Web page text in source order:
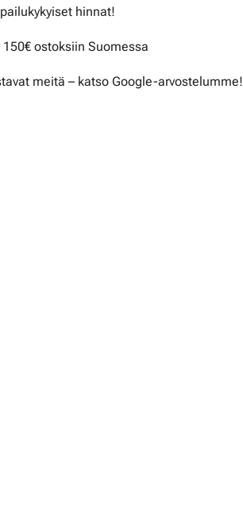
hinnat!
ostoksiin Suomessa
meitä – katso Google-arvostelumme!